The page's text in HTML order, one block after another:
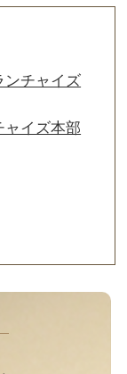
ンチャイズ
ャイズ本部